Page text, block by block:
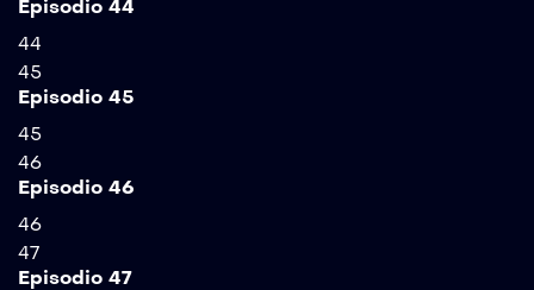
Episodio 44
44
45
Episodio 45
45
46
Episodio 46
46
47
Episodio 47